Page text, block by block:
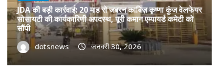
JDA की बड़ी कार्रवाई: 20 माह से जबरन काबिज़ कृष्णा कुंज वेलफेयर
सोसायटी की कार्यकारिणी अपदस्थ, पूरी कमान एम्पायर्ड कमेटी को
सौंपी
dotsnews जनवरी 30, 2026